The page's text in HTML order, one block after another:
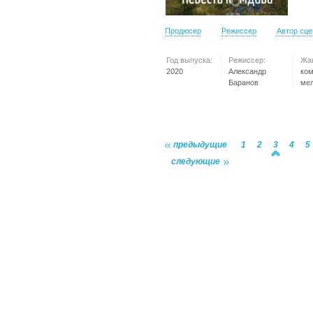
Продюсер Режиссер Автор
Год выпуска:
2020
Режиссер:
Александр
Баранов
предыдущие 1 2 3 4
5
следующие